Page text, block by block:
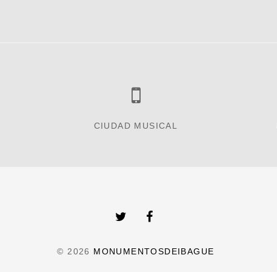
CIUDAD MUSICAL
© 2026 MONUMENTOSDEIBAGUE